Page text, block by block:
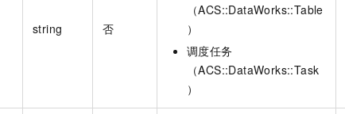
string 否
（ACS::DataWorks::Table
）
调度任务
（ACS::DataWorks::Task
）